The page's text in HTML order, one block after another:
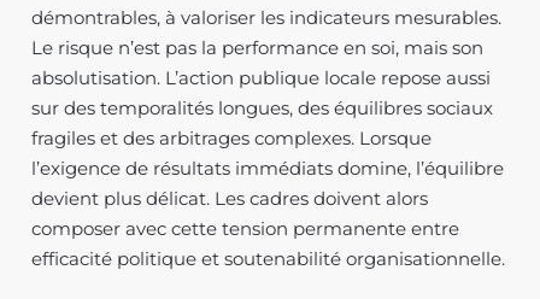
démontrables, à valoriser les indicateurs mesurables.
Le risque n’est pas la performance en soi, mais son
absolutisation. L’action publique locale repose aussi
sur des temporalités longues, des équilibres sociaux
fragiles et des arbitrages complexes. Lorsque
l’exigence de résultats immédiats domine, l’équilibre
devient plus délicat. Les cadres doivent alors
composer avec cette tension permanente entre
efficacité politique et soutenabilité organisationnelle.